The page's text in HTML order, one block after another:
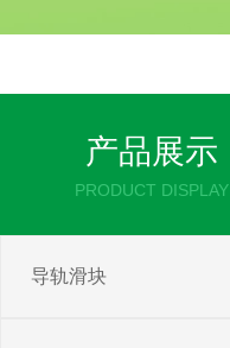
产品展示
PRODUCT DISPLAY
导轨滑块